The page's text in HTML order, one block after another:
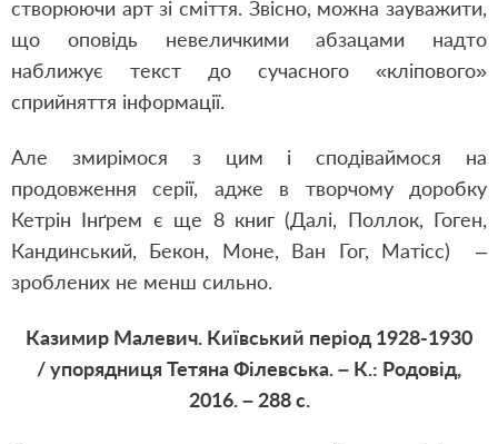
створюючи арт зі сміття. Звісно, можна зауважити,
що оповідь невеличкими абзацами надто
наближує текст до сучасного «кліпового»
сприйняття інформації.
Але змирімося з цим і сподіваймося на
продовження серії, адже в творчому доробку
Кетрін Інґрем є ще 8 книг (Далі, Поллок, Гоген,
Кандинський, Бекон, Моне, Ван Гог, Матісс) ‒
зроблених не менш сильно.
Казимир Малевич. Київський період 1928-1930
/ упорядниця Тетяна Філевська. – К.: Родовід,
2016. – 288 с.